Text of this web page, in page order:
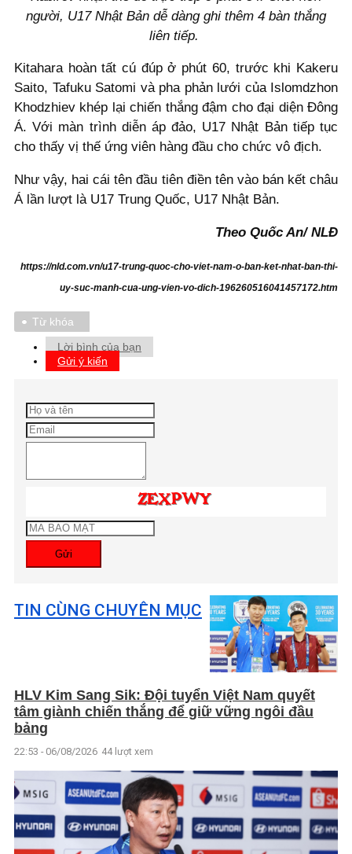
người, U17 Nhật Bản dễ dàng ghi thêm 4 bàn thắng
liên tiếp.
Kitahara hoàn tất cú đúp ở phút 60, trước khi Kakeru
Saito, Tafuku Satomi và pha phản lưới của Islomdzhon
Khodzhiev khép lại chiến thắng đậm cho đại diện Đông
Á. Với màn trình diễn áp đảo, U17 Nhật Bản tiếp tục
cho thấy vị thế ứng viên hàng đầu cho chức vô địch.
Như vậy, hai cái tên đầu tiên điền tên vào bán kết châu
Á lần lượt là U17 Trung Quốc, U17 Nhật Bản.
Theo Quốc An/ NLĐ
https://nld.com.vn/u17-trung-quoc-cho-viet-nam-o-ban-ket-nhat-ban-thi-
uy-suc-manh-cua-ung-vien-vo-dich-196260516041457172.htm
Từ khóa
Lời bình của bạn
Gửi ý kiến
Gửi
TIN CÙNG CHUYÊN MỤC
HLV Kim Sang Sik: Đội tuyển Việt Nam quyết
tâm giành chiến thắng để giữ vững ngôi đầu
bảng
22:53 - 06/08/2026 44 lượt xem